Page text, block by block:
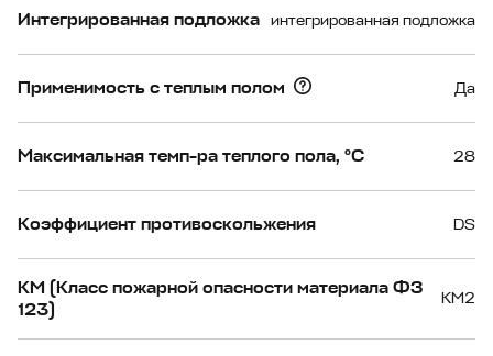
Интегрированная подложка интегрированная подложка
Применимость с теплым полом Да
Максимальная темп-ра теплого пола, °С 28
Коэффициент противоскольжения DS
КМ (Класс пожарной опасности материала ФЗ
123)
КМ2